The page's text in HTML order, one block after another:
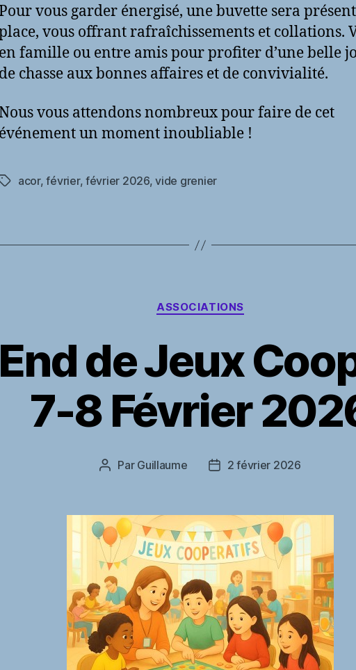
vous garder énergisé, une buvette sera
vous offrant rafraîchissements et collations.
en famille ou entre amis pour profiter d’une belle
de chasse aux bonnes affaires et de convivialité.
vous attendons nombreux pour faire de cet
événement un moment inoubliable !
acor,février, février 2026,vide grenier
Catégories
ASSOCIATIONS
de Jeux
7-8 Février
Auteur
Par Guillaume
Date2 février 2026